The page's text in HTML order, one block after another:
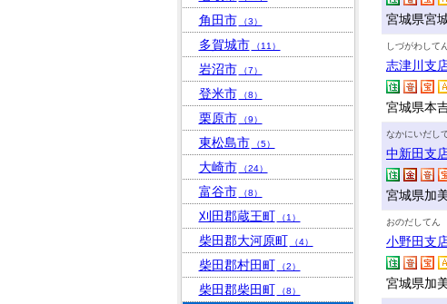
宮城県宮
しづがわしてん
志津川支
宮城県本
なかにいだし
中新田支
宮城県加
おのだしてん
小野田支
宮城県加
角田市 （3）
多賀城市 （11）
岩沼市 （7）
登米市 （8）
栗原市 （9）
東松島市 （5）
大崎市 （24）
富谷市 （8）
刈田郡蔵王町 （1）
柴田郡大河原町 （4）
柴田郡村田町 （2）
柴田郡柴田町 （8）